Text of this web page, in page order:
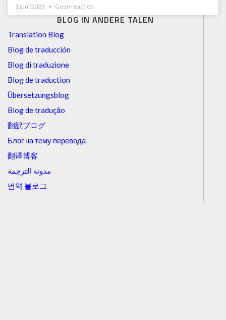
BLOG IN ANDERE TALEN
Translation Blog
Blog de traducción
Blog di traduzione
Blog de traduction
Übersetzungsblog
Blog de tradução
翻訳ブログ
Блог на тему перевода
翻译博客
مدونة الترجمة
번역 블로그
1 juni 2023
Geen reacties